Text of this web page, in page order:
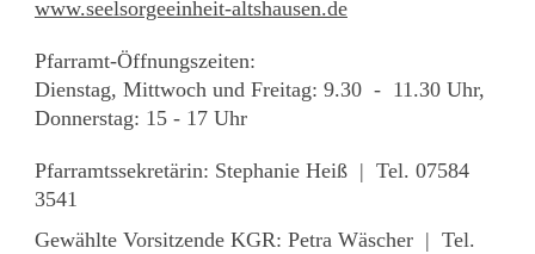
www.seelsorgeeinheit-altshausen.de
Pfarramt-Öffnungszeiten:
Dienstag, Mittwoch und Freitag: 9.30 - 11.30 Uhr,
Donnerstag: 15 - 17 Uhr
Pfarramtssekretärin: Stephanie Heiß | Tel. 07584
3541
Gewählte Vorsitzende KGR: Petra Wäscher | Tel.